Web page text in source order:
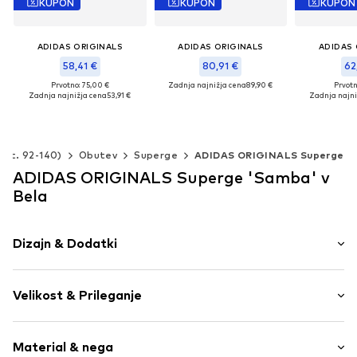
KUPON
ADIDAS ORIGINALS
58,41 €
Prvotno: 75,00 €
Zadnja najnižja cena53,91 €
KUPON
ADIDAS ORIGINALS
80,91 €
Zadnja najnižja cena89,90 €
KUPON
ADIDAS
Zadnja
92-140) Obutev Superge ADIDAS ORIGINALS Superge
ADIDAS ORIGINALS Superge 'Samba' v
Bela
Dizajn & Dodatki
Usnje
Okrogla špica
Zapiranje s 5 luknjami
Velikost & Prileganje
Material & nega